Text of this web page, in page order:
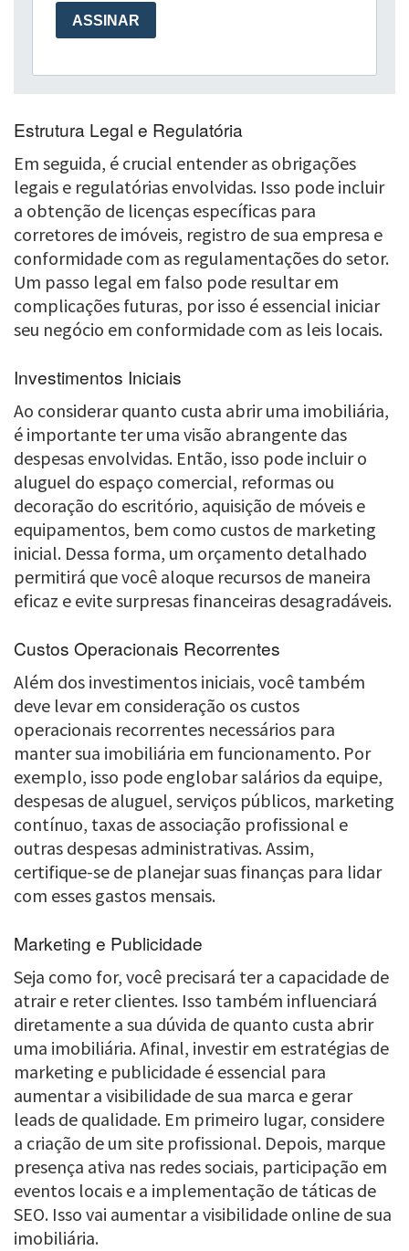
Estrutura Legal e Regulatória
Em seguida, é crucial entender as obrigações
legais e regulatórias envolvidas. Isso pode incluir
a obtenção de licenças específicas para
corretores de imóveis, registro de sua empresa e
conformidade com as regulamentações do setor.
Um passo legal em falso pode resultar em
complicações futuras, por isso é essencial iniciar
seu negócio em conformidade com as leis locais.
Investimentos Iniciais
Ao considerar quanto custa abrir uma imobiliária,
é importante ter uma visão abrangente das
despesas envolvidas. Então, isso pode incluir o
aluguel do espaço comercial, reformas ou
decoração do escritório, aquisição de móveis e
equipamentos, bem como custos de marketing
inicial. Dessa forma, um orçamento detalhado
permitirá que você aloque recursos de maneira
eficaz e evite surpresas financeiras desagradáveis.
Custos Operacionais Recorrentes
Além dos investimentos iniciais, você também
deve levar em consideração os custos
operacionais recorrentes necessários para
manter sua imobiliária em funcionamento. Por
exemplo, isso pode englobar salários da equipe,
despesas de aluguel, serviços públicos, marketing
contínuo, taxas de associação profissional e
outras despesas administrativas. Assim,
certifique-se de planejar suas finanças para lidar
com esses gastos mensais.
Marketing e Publicidade
Seja como for, você precisará ter a capacidade de
atrair e reter clientes. Isso também influenciará
diretamente a sua dúvida de quanto custa abrir
uma imobiliária. Afinal, investir em estratégias de
marketing e publicidade é essencial para
aumentar a visibilidade de sua marca e gerar
leads de qualidade. Em primeiro lugar, considere
a criação de um site profissional. Depois, marque
presença ativa nas redes sociais, participação em
eventos locais e a implementação de táticas de
SEO. Isso vai aumentar a visibilidade online de sua
imobiliária.